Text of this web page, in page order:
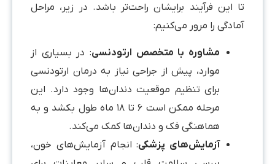
این فرآیند برایشان راحت‌تر باشد. در زیر، مراحل
را مرور می‌کنیم:
مشاوره با متخصص ارتودنسی: در بسیاری از
موارد، پیش از جراحی نیاز به درمان ارتودنسی
برای تنظیم موقعیت دندان‌ها وجود دارد. این
مرحله ممکن است ۶ تا ۱۸ ماه طول بکشد و به
هماهنگی فک و دندان‌ها کمک می‌کند.
آزمایش‌های پزشکی: انجام آزمایش‌های خون،